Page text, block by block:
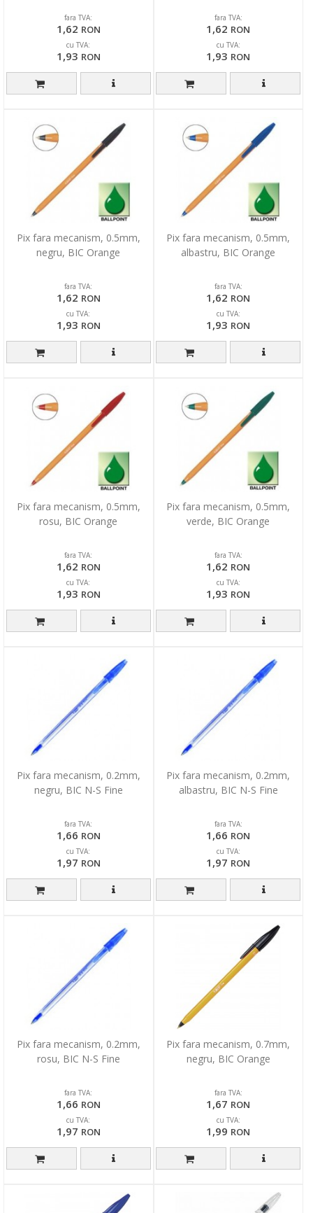
fara TVA:
1,62 RON
cu TVA:
1,93 RON
fara TVA:
1,62 RON
cu TVA:
1,93 RON
Pix fara mecanism, 0.5mm,
negru, BIC Orange
fara TVA:
1,62 RON
cu TVA:
1,93 RON
Pix fara mecanism, 0.5mm,
albastru, BIC Orange
fara TVA:
1,62 RON
cu TVA:
1,93 RON
Pix fara mecanism, 0.5mm,
rosu, BIC Orange
fara TVA:
1,62 RON
cu TVA:
1,93 RON
Pix fara mecanism, 0.5mm,
verde, BIC Orange
fara TVA:
1,62 RON
cu TVA:
1,93 RON
Pix fara mecanism, 0.2mm,
negru, BIC N-S Fine
fara TVA:
1,66 RON
cu TVA:
1,97 RON
Pix fara mecanism, 0.2mm,
albastru, BIC N-S Fine
fara TVA:
1,66 RON
cu TVA:
1,97 RON
Pix fara mecanism, 0.2mm,
rosu, BIC N-S Fine
fara TVA:
1,66 RON
cu TVA:
1,97 RON
Pix fara mecanism, 0.7mm,
negru, BIC Orange
fara TVA:
1,67 RON
cu TVA:
1,99 RON